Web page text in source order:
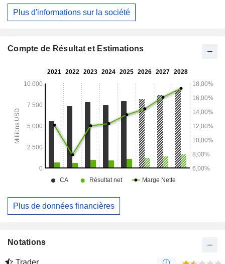
Plus d'informations sur la société
Compte de Résultat et Estimations
Plus de données financières
Notations